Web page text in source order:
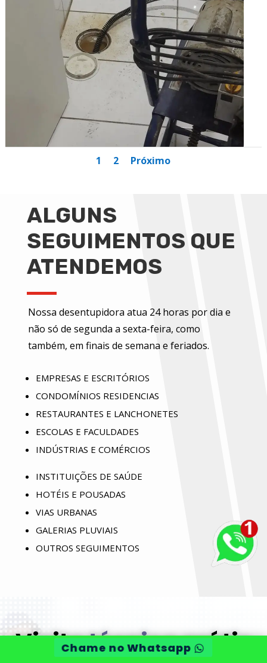
1 2 Próximo
ALGUNS
SEGUIMENTOS QUE
ATENDEMOS
Nossa desentupidora atua 24 horas por dia e
não só de segunda a sexta-feira, como
também, em finais de semana e feriados.
EMPRESAS E ESCRITÓRIOS
CONDOMÍNIOS RESIDENCIAS
RESTAURANTES E LANCHONETES
ESCOLAS E FACULDADES
INDÚSTRIAS E COMÉRCIOS
INSTITUIÇÕES DE SAÚDE
HOTÉIS E POUSADAS
VIAS URBANAS
GALERIAS PLUVIAIS
OUTROS SEGUIMENTOS
Visitatécnicagrátis
Chame no Whatsapp